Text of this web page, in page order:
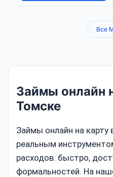
Все
Займы онлайн
Томске
Займы онлайн на карту
реальным
расходов: быстро,
формальностей. На